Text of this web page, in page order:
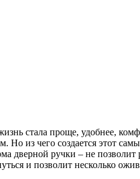
стала проще, удобнее,
из чего создается этот
ручки – не
и позволит несколько